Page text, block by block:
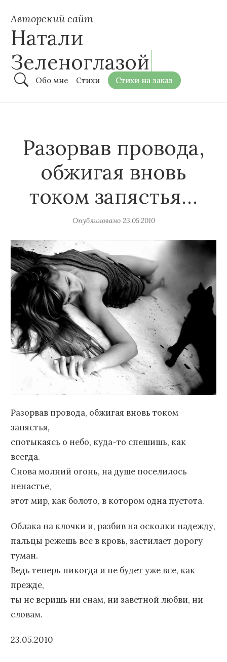
Авторский сайт
Натали
Зеленоглазой
Обо мне Стихи Стихи на заказ
Разорвав провода,
обжигая вновь
током запястья…
Опубликовано 23.05.2010
Разорвав провода, обжигая вновь током
запястья,
спотыкаясь о небо, куда-то спешишь, как
всегда.
Снова молний огонь, на душе поселилось
ненастье,
этот мир, как болото, в котором одна пустота.
Облака на клочки и, разбив на осколки надежду,
пальцы режешь все в кровь, застилает дорогу
туман.
Ведь теперь никогда и не будет уже все, как
прежде,
ты не веришь ни снам, ни заветной любви, ни
словам.
23.05.2010